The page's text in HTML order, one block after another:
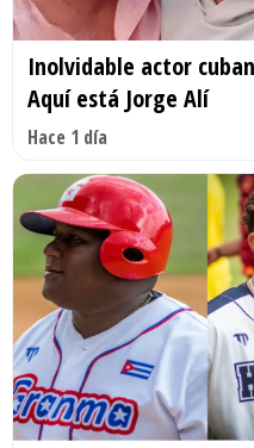
Inolvidable actor
Aquí está Jorge Alí
Hace 1 día